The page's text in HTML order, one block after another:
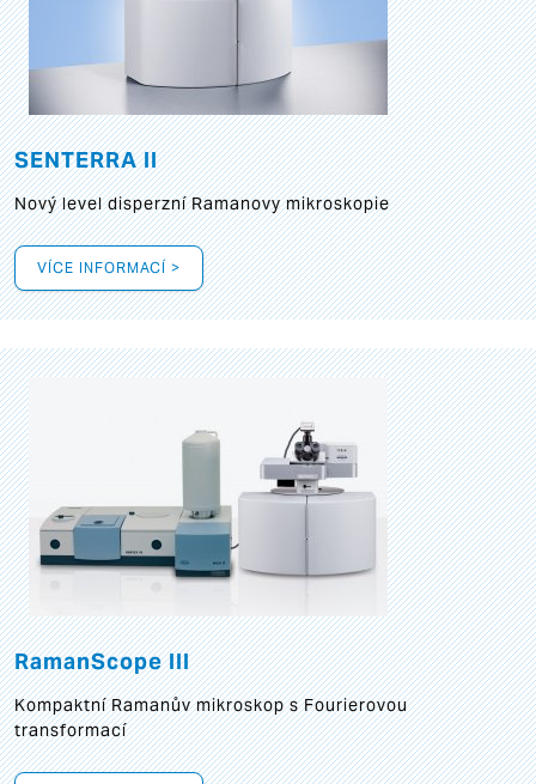
SENTERRA II
Nový level disperzní Ramanovy mikroskopie
VÍCE INFORMACÍ >
RamanScope III
Kompaktní Ramanův mikroskop s Fourierovou
transformací